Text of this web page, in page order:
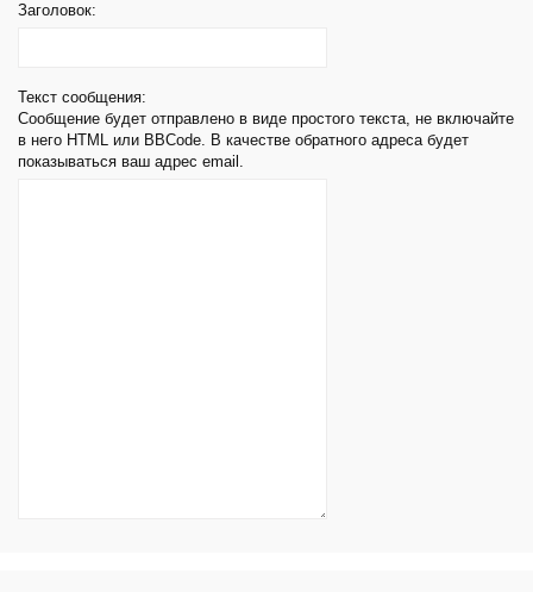
Заголовок:
Текст сообщения:
Сообщение будет отправлено в виде простого текста, не включайте
в него HTML или BBCode. В качестве обратного адреса будет
показываться ваш адрес email.